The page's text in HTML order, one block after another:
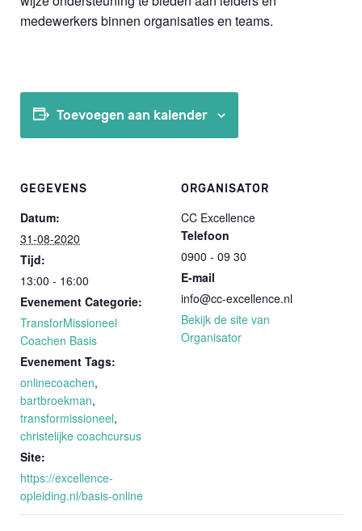
medewerkers binnen organisaties en teams.
Toevoegen aan kalender
GEGEVENS
Datum:
31-08-2020
Tijd:
13:00 - 16:00
Evenement Categorie:
TransforMissioneel
Coachen Basis
Evenement Tags:
onlinecoachen,
bartbroekman,
transformissioneel,
christelijke coachcursus
Site:
https://excellence-
opleiding.nl/basis-online
ORGANISATOR
CC Excellence
Telefoon
0900 - 09 30
E-mail
info@cc-excellence.nl
Bekijk de site van
Organisator